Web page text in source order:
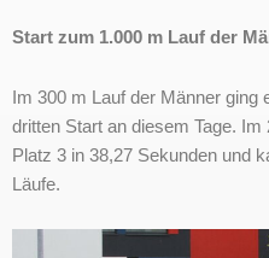
Start zum 1.000 m Lauf der
Im 300 m Lauf der Männer ging
dritten Start an diesem Tage.
Platz 3 in 38,27 Sekunden und
Läufe.